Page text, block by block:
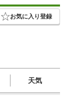
お気に入り登録
天気